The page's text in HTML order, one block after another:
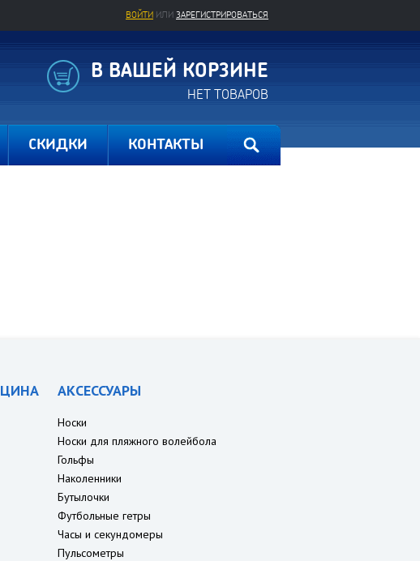
ВОЙТИ ИЛИ ЗАРЕГИСТРИРОВАТЬСЯ
В ВАШЕЙ КОРЗИНЕ
НЕТ ТОВАРОВ
СКИДКИ КОНТАКТЫ
АКСЕССУАРЫ
Носки
Носки для пляжного волейбола
Гольфы
Наколенники
Бутылочки
Футбольные гетры
Часы и секундомеры
Пульсометры